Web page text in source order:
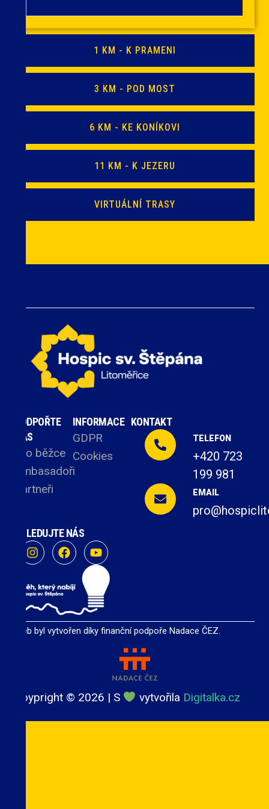
1 KM - K PRAMENI
3 KM - POD MOST
6 KM - KE KONÍKOVI
11 KM - K JEZERU
VIRTUÁLNÍ TRASY
PODPOŘTE
NÁS
Pro běžce
Ambasadoři
Partneři
INFORMACE
GDPR
Cookies
KONTAKT
TELEFON
+420 723
199 981
EMAIL
SLEDUJTE NÁS
Coypright © 2026 | S vytvořila Digitalka.cz
Web byl vytvořen díky finanční podpoře Nadace ČEZ.